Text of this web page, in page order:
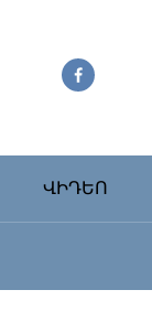
ՎԻԴԵՈ